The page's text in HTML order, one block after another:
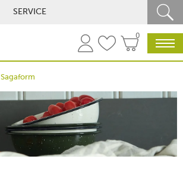
SERVICE
0
Sagaform